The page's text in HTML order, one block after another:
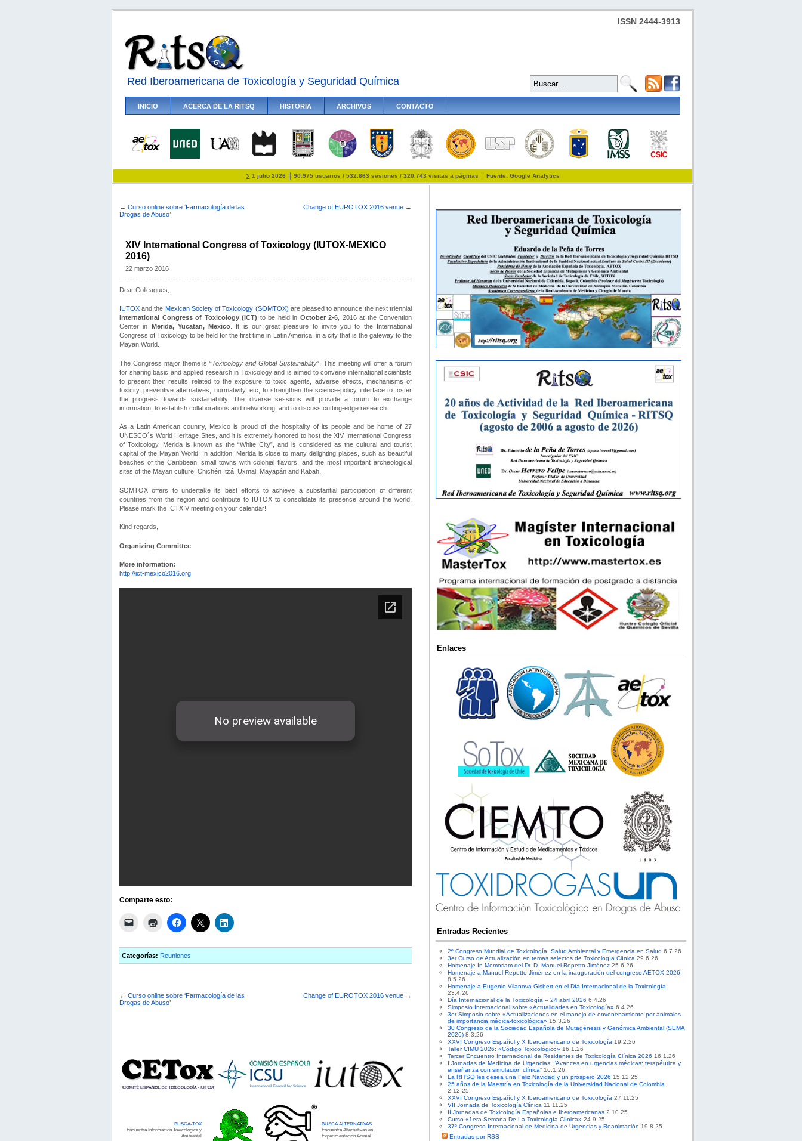
ISSN 2444-3913
Red Iberoamericana de Toxicología y Seguridad Química
INICIO ACERCA DE LA RITSQ HISTORIA ARCHIVOS CONTACTO
∑ 1 julio 2026 ║ 90.975 usuarios / 532.863 sesiones / 320.743 visitas a páginas ║ Fuente: Google Analytics
← Curso online sobre ‘Farmacología de las
Drogas de Abuso’
Change of EUROTOX 2016 venue →
XIV International Congress of Toxicology (IUTOX-MEXICO
2016)
22 marzo 2016
Dear Colleagues,
IUTOX and the Mexican Society of Toxicology (SOMTOX) are pleased to announce the next triennial
International Congress of Toxicology (ICT) to be held in October 2-6 , 2016 at the Convention
Center in
Merida, Yucatan, Mexico . It is our great pleasure to invite you to the International
Congress of Toxicology to be held for the first time in Latin America, in a city that is the gateway to the
Mayan World.
The Congress major theme is “Toxicology and Global Sustainability”. This meeting will offer a forum
for sharing basic and applied research in Toxicology and is aimed to convene international scientists
to present their results related to the exposure to toxic agents, adverse effects, mechanisms of
toxicity, preventive alternatives, normativity, etc, to strengthen the science-policy interface to foster
the progress towards sustainability. The diverse sessions will provide a forum to exchange
information, to establish collaborations and networking, and to discuss cutting-edge research.
As a Latin American country, Mexico is proud of the hospitality of its people and be home of 27
UNESCO´s World Heritage Sites, and it is extremely honored to host the XIV International Congress
of Toxicology. Merida is known as the “White City”, and is considered as the cultural and tourist
capital of the Mayan World. In addition, Merida is close to many delighting places, such as beautiful
beaches of the Caribbean, small towns with colonial flavors, and the most important archeological
sites of the Mayan culture: Chichén Itzá, Uxmal, Mayapán and Kabah.
SOMTOX offers to undertake its best efforts to achieve a substantial participation of different
countries from the region and contribute to IUTOX to consolidate its presence around the world.
Please mark the ICTXIV meeting on your calendar!
Kind regards,
Organizing Committee
More information:
http://ict-mexico2016.org
Comparte esto:
Categorías: Reuniones
← Curso online sobre ‘Farmacología de las
Drogas de Abuso’
Change of EUROTOX 2016 venue →
BUSCA-TOX
Encuentra Información Toxicológica y
Ambiental
BUSCA ALTERNATIVAS
Encuentra Alternativas en
Experimentación Animal
Enlaces
Entradas Recientes
2º Congreso Mundial de Toxicología, Salud Ambiental y Emergencia en Salud 6.7.26
3er Curso de Actualización en temas selectos de Toxicología Clínica 29.6.26
Homenaje In Memoriam del Dr. D. Manuel Repetto Jiménez 25.6.26
Homenaje a Manuel Repetto Jiménez en la inauguración del congreso AETOX 2026
8.5.26
Homenaje a Eugenio Vilanova Gisbert en el Día Internacional de la Toxicología
23.4.26
Día Internacional de la Toxicología – 24 abril 2026 6.4.26
Simposio Internacional sobre «Actualidades en Toxicología» 6.4.26
3er Simposio sobre «Actualizaciones en el manejo de envenenamiento por animales
de importancia médica-toxicológica» 15.3.26
30 Congreso de la Sociedad Española de Mutagénesis y Genómica Ambiental (SEMA
2026) 8.3.26
XXVI Congreso Español y X Iberoamericano de Toxicología 19.2.26
Taller CIMU 2026: «Código Toxicológico» 16.1.26
Tercer Encuentro Internacional de Residentes de Toxicología Clínica 2026 16.1.26
I Jornadas de Medicina de Urgencias: “Avances en urgencias médicas: terapéutica y
enseñanza con simulación clínica” 16.1.26
La RITSQ les desea una Feliz Navidad y un próspero 2026 15.12.25
25 años de la Maestría en Toxicología de la Universidad Nacional de Colombia
2.12.25
XXVI Congreso Español y X Iberoamericano de Toxicología 27.11.25
VII Jornada de Toxicología Clínica 11.11.25
II Jornadas de Toxicología Españolas e Iberoamericanas 2.10.25
Curso «1era Semana De La Toxicología Clínica» 24.9.25
37º Congreso Internacional de Medicina de Urgencias y Reanimación 19.8.25
Entradas por RSS